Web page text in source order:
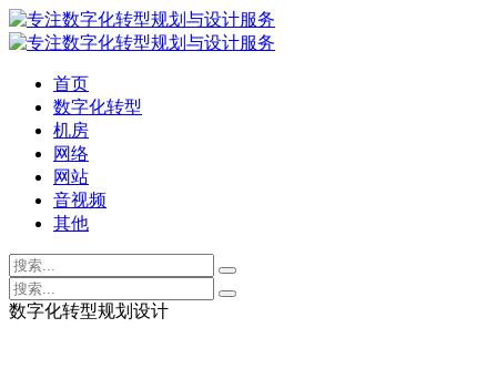
首页
数字化转型
机房
网络
网站
音视频
其他
数字化转型规划设计